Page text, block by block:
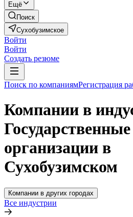
Ещё
Поиск
Сухобузимское
Войти
Войти
Создать резюме
Поиск по компаниямРегистрация
Компании в
Государственные
организации в
Сухобузимском
Компании в других городах
Все индустрии